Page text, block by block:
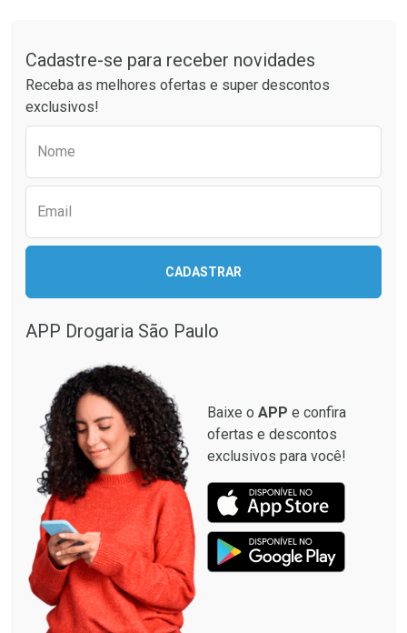
Ativar Desconto
Comprar sem Desconto
Comprar sem Desconto
Por R$ 22,99/cada
Ativar Desconto
Comprar sem Desconto
Comprar sem Desconto
Cadastre-se para receber novidades
Receba as melhores ofertas e super descontos
exclusivos!
Nome
Email
CADASTRAR
APP Drogaria São Paulo
Baixe o APP e confira
ofertas e descontos
exclusivos para você!